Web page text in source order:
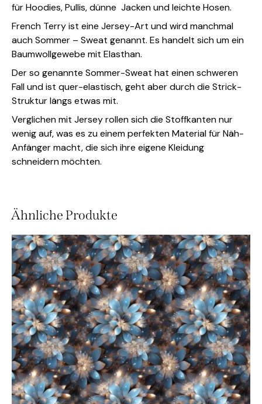
für Hoodies, Pullis, dünne Jacken und leichte Hosen.
French Terry ist eine Jersey-Art und wird manchmal
auch Sommer – Sweat genannt. Es handelt sich um ein
Baumwollgewebe mit Elasthan.
Der so genannte Sommer-Sweat hat einen schweren
Fall und ist quer-elastisch, geht aber durch die Strick-
Struktur längs etwas mit.
Verglichen mit Jersey rollen sich die Stoffkanten nur
wenig auf, was es zu einem perfekten Material für Näh-
Anfänger macht, die sich ihre eigene Kleidung
schneidern möchten.
Ähnliche Produkte